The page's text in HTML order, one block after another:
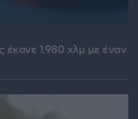
έκανε 1.980 χλμ με έναν